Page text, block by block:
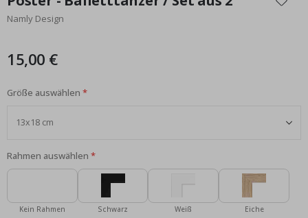
der
Bildgalerie
Namly Design
15,00 €
Größe auswählen
Rahmen auswählen
Kein Rahmen Schwarz Weiß Eiche